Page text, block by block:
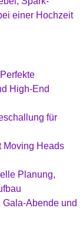
High-End
für
Moving Heads
Planung,
Gala-Abende und